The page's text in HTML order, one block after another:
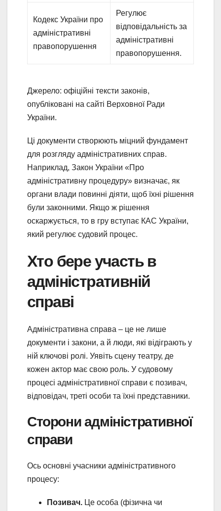
Кодекс України про
адміністративні
правопорушення
Регулює
відповідальність за
адміністративні
правопорушення.
Джерело: офіційні тексти законів,
опубліковані на сайті Верховної Ради
України.
Ці документи створюють міцний фундамент
для розгляду адміністративних справ.
Наприклад, Закон України «Про
адміністративну процедуру» визначає, як
органи влади повинні діяти, щоб їхні рішення
були законними. Якщо ж рішення
оскаржується, то в гру вступає КАС України,
який регулює судовий процес.
Хто бере участь в
адміністративній
справі
Адміністративна справа – це не лише
документи і закони, а й люди, які відіграють у
ній ключові ролі. Уявіть сцену театру, де
кожен актор має свою роль. У судовому
процесі адміністративної справи є позивач,
відповідач, треті особи та їхні представники.
Сторони адміністративної
справи
Ось основні учасники адміністративного
процесу:
Позивач. Це особа (фізична чи